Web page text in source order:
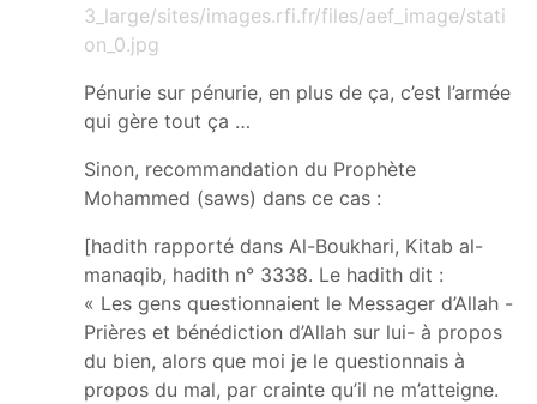
3_large/sites/images.rfi.fr/files/aef_image/stati
on_0.jpg
Pénurie sur pénurie, en plus de ça, c’est l’armée
qui gère tout ça …
Sinon, recommandation du Prophète
Mohammed (saws) dans ce cas :
[hadith rapporté dans Al-Boukhari, Kitab al-
manaqib, hadith n° 3338. Le hadith dit :
« Les gens questionnaient le Messager d’Allah -
Prières et bénédiction d’Allah sur lui- à propos
du bien, alors que moi je le questionnais à
propos du mal, par crainte qu’il ne m’atteigne.